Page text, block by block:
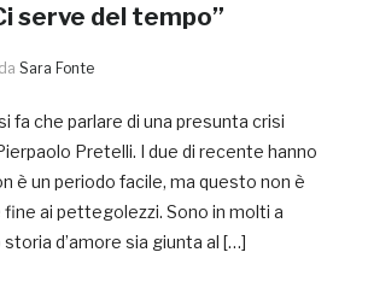
serve del tempo”
da Sara Fonte
fa che parlare di una presunta crisi
Pretelli. I due di recente hanno
è un periodo facile, ma questo non è
ai pettegolezzi. Sono in molti a
d’amore sia giunta al […]